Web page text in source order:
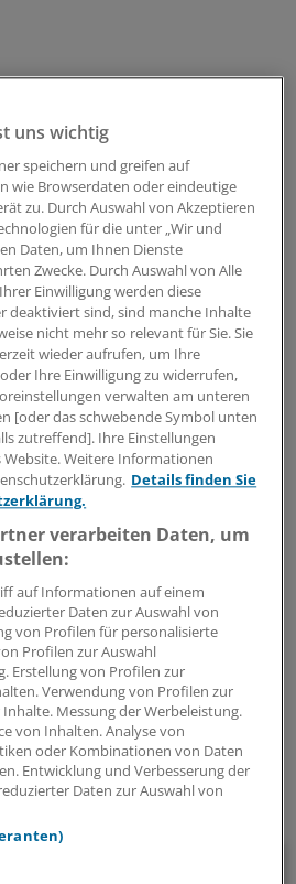
Arbeitnehmervertretern
hatte zuvor nach
ihren Vorschlag für die künftige
vorgelegt. Der Vorschlag fiel
Geschichte der Kommission
Den Gewerkschaftsvertretern
Anstieg um insgesamt 82 Cent
überstimmt.
der Kommission laut
nach Verordnung durch die
ist das Formsache.
Gewerkschaften diesmal nicht.
Mindestlohn steigt, dass er
wird auch passieren“, sagte
Thema
uns wichtig
speichern und greifen auf
wie Browserdaten oder eindeutige
zu. Durch Auswahl von Akzeptieren
für die unter „Wir und
Daten, um Ihnen Dienste
Zwecke. Durch Auswahl von Alle
Einwilligung werden diese
deaktiviert sind, sind manche Inhalte
nicht mehr so relevant für Sie. Sie
wieder aufrufen, um Ihre
Ihre Einwilligung zu widerrufen,
verwalten am unteren
[oder das schwebende Symbol unten
zutreffend]. Ihre Einstellungen
Weitere Informationen
Details finden Sie
verarbeiten Daten, um
auf Informationen auf einem
Daten zur Auswahl von
von Profilen für personalisierte
Profilen zur Auswahl
Erstellung von Profilen zur
Verwendung von Profilen zur
Messung der Werbeleistung.
von Inhalten. Analyse von
oder Kombinationen von Daten
Entwicklung und Verbesserung der
Daten zur Auswahl von